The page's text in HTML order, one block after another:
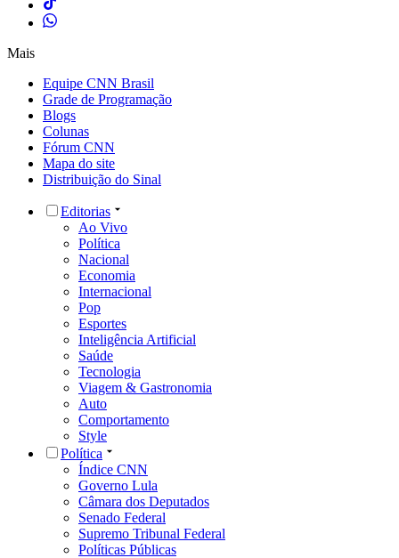
Mais
Equipe CNN Brasil
Grade de Programação
Blogs
Colunas
Fórum CNN
Mapa do site
Distribuição do Sinal
Editorias
Ao Vivo
Política
Nacional
Economia
Internacional
Pop
Esportes
Inteligência Artificial
Saúde
Tecnologia
Viagem & Gastronomia
Auto
Comportamento
Style
Política
Índice CNN
Governo Lula
Câmara dos Deputados
Senado Federal
Supremo Tribunal Federal
Políticas Públicas